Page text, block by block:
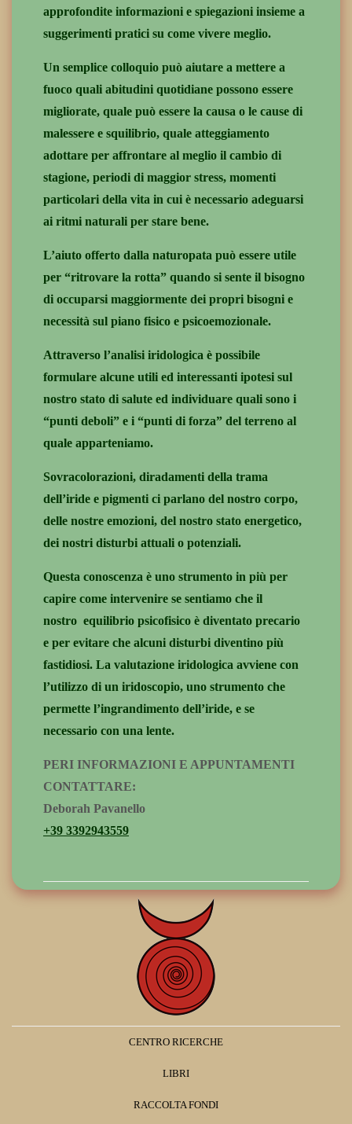
approfondite informazioni e spiegazioni insieme a
suggerimenti pratici su come vivere meglio.
Un semplice colloquio può aiutare a mettere a
fuoco quali abitudini quotidiane possono essere
migliorate, quale può essere la causa o le cause di
malessere e squilibrio, quale atteggiamento
adottare per affrontare al meglio il cambio di
stagione, periodi di maggior stress, momenti
particolari della vita in cui è necessario adeguarsi
ai ritmi naturali per stare bene.
L’aiuto offerto dalla naturopata può essere utile
per “ritrovare la rotta” quando si sente il bisogno
di occuparsi maggiormente dei propri bisogni e
necessità sul piano fisico e psicoemozionale.
Attraverso l’analisi iridologica è possibile
formulare alcune utili ed interessanti ipotesi sul
nostro stato di salute ed individuare quali sono i
“punti deboli” e i “punti di forza” del terreno al
quale apparteniamo.
Sovracolorazioni, diradamenti della trama
dell’iride e pigmenti ci parlano del nostro corpo,
delle nostre emozioni, del nostro stato energetico,
dei nostri disturbi attuali o potenziali.
Questa conoscenza è uno strumento in più per
capire come intervenire se sentiamo che il
nostro equilibrio psicofisico è diventato precario
e per evitare che alcuni disturbi diventino più
fastidiosi. La valutazione iridologica avviene con
l’utilizzo di un iridoscopio, uno strumento che
permette l’ingrandimento dell’iride, e se
necessario con una lente.
PERI INFORMAZIONI E APPUNTAMENTI
CONTATTARE:
Deborah Pavanello
+39 3392943559
CENTRO RICERCHE
LIBRI
RACCOLTA FONDI